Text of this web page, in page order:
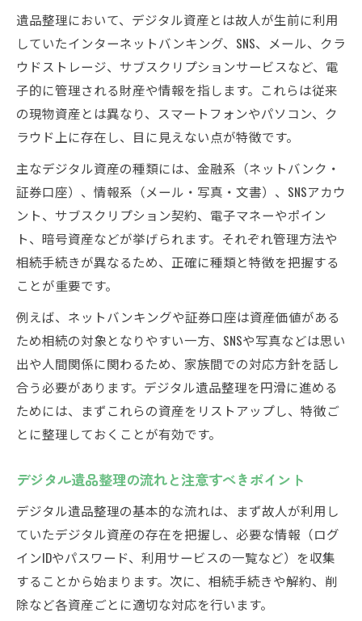
とは
デジタル遺品のパスワード解除時に取るべ
パスワード不明な遺品整理で役立つ事前対
策
する
デジタル資産のパスワード情報の調査方法
アカウントやデータ整理の始め方を徹底解説
遺品整理で必要なアカウント情報の洗い出
し手順
デジタル資産のデータ整理を安全に進める
秘訣
遺品整理時のアカウント削除と解約のポイ
ント
データ整理で起こり得るトラブルへの備え
方
点
もし遺産としてデジタルデータが残されたら
遺品整理でデジタルデータが遺産になる場
合の対応
デジタル資産が相続対象となる法律的なポ
イント
遺品整理において、デジタル資産とは故人が生前に利用
していたインターネットバンキング、SNS、メール、クラ
ウドストレージ、サブスクリプションサービスなど、電
子的に管理される財産や情報を指します。これらは従来
の現物資産とは異なり、スマートフォンやパソコン、ク
ラウド上に存在し、目に見えない点が特徴です。
主なデジタル資産の種類には、金融系（ネットバンク・
証券口座）、情報系（メール・写真・文書）、SNSアカウ
ント、サブスクリプション契約、電子マネーやポイン
ト、暗号資産などが挙げられます。それぞれ管理方法や
相続手続きが異なるため、正確に種類と特徴を把握する
ことが重要です。
例えば、ネットバンキングや証券口座は資産価値がある
ため相続の対象となりやすい一方、SNSや写真などは思い
出や人間関係に関わるため、家族間での対応方針を話し
合う必要があります。デジタル遺品整理を円滑に進める
ためには、まずこれらの資産をリストアップし、特徴ご
とに整理しておくことが有効です。
デジタル遺品整理の流れと注意すべきポイント
デジタル遺品整理の基本的な流れは、まず故人が利用し
ていたデジタル資産の存在を把握し、必要な情報（ログ
インIDやパスワード、利用サービスの一覧など）を収集
することから始まります。次に、相続手続きや解約、削
除など各資産ごとに適切な対応を行います。